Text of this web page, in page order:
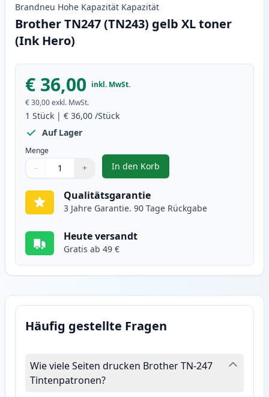
Brandneu Hohe Kapazität Kapazität
Brother TN247 (TN243) gelb XL toner
(Ink Hero)
€ 36,00 inkl. MwSt.
€ 30,00exkl. MwSt.
1 Stück | € 36,00 /Stück
Auf Lager
Menge
Verwenden Sie die Tasten, um anzupassen
− +
1
In den Korb
, Brother TN247 (TN243) gelb XL
Qualitätsgarantie
3 Jahre Garantie. 90 Tage Rückgabe
Heute versandt
Gratis ab 49 €
Häufig gestellte Fragen
Wie viele Seiten drucken Brother TN-247
Tintenpatronen?